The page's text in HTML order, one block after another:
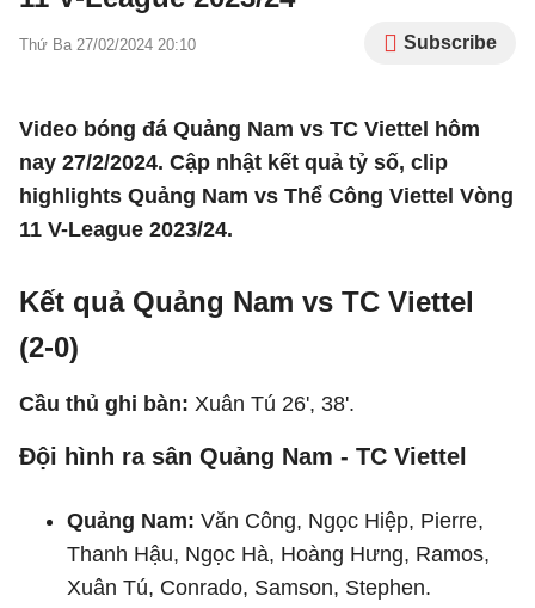
Thứ Ba 27/02/2024 20:10 Subscribe
Video bóng đá Quảng Nam vs TC Viettel hôm
nay 27/2/2024. Cập nhật kết quả tỷ số, clip
highlights Quảng Nam vs Thể Công Viettel Vòng
11 V-League 2023/24.
Kết quả Quảng Nam vs TC Viettel
(2-0)
Cầu thủ ghi bàn: Xuân Tú 26', 38'.
Đội hình ra sân Quảng Nam - TC Viettel
Quảng Nam: Văn Công, Ngọc Hiệp, Pierre,
Thanh Hậu, Ngọc Hà, Hoàng Hưng, Ramos,
Xuân Tú, Conrado, Samson, Stephen.